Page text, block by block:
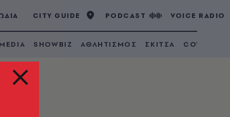
CITY GUIDE PODCAST VOICE RADIO
SHOWBIZ ΑΘΛΗΤΙΣΜΟΣ ΣΚΙΤΣΑ COVID 19